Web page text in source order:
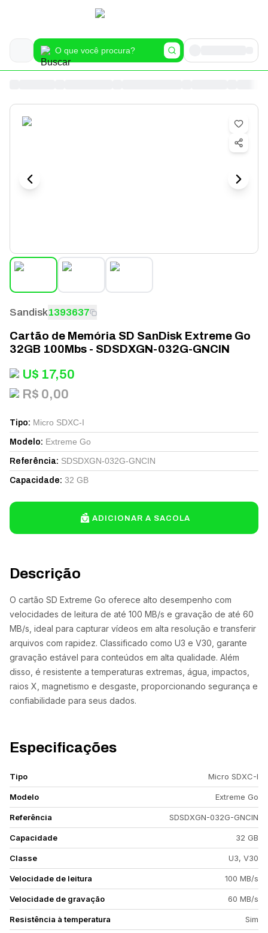
Descrição
O cartão SD Extreme Go oferece alto desempenho com
velocidades de leitura de até 100 MB/s e gravação de até 60
MB/s, ideal para capturar vídeos em alta resolução e transferir
arquivos com rapidez. Classificado como U3 e V30, garante
gravação estável para conteúdos em alta qualidade. Além
disso, é resistente a temperaturas extremas, água, impactos,
raios X, magnetismo e desgaste, proporcionando segurança e
confiabilidade para seus dados.
Especificações
Tipo Micro SDXC-I
Modelo Extreme Go
Referência SDSDXGN-032G-GNCIN
Capacidade 32 GB
Classe U3, V30
Velocidade de leitura 100 MB/s
Velocidade de gravação 60 MB/s
Resistência à temperatura Sim
Sandisk1393637
Cartão de Memória SD SanDisk Extreme Go
32GB 100Mbs - SDSDXGN-032G-GNCIN
U$ 17,50
R$ 0,00
Tipo: Micro SDXC-I
Modelo: Extreme Go
Referência: SDSDXGN-032G-GNCIN
Capacidade: 32 GB
ADICIONAR A SACOLA